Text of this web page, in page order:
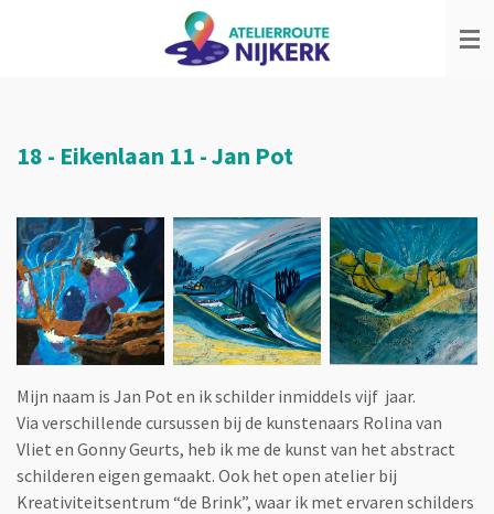
18 - Eikenlaan 11 - Jan Pot
Mijn naam is Jan Pot en ik schilder inmiddels vijf jaar.
Via verschillende cursussen bij de kunstenaars Rolina van
Vliet en Gonny Geurts, heb ik me de kunst van het abstract
schilderen eigen gemaakt. Ook het open atelier bij
Kreativiteitsentrum “de Brink”, waar ik met ervaren schilders